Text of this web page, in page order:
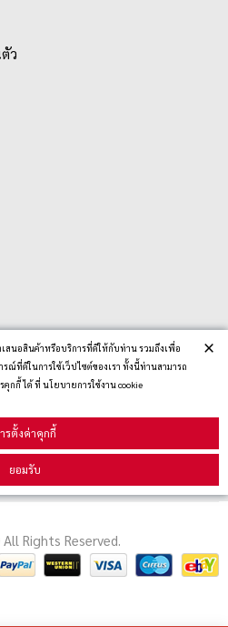
สนอสินค้าหรือบริการที่ดีให้กับท่าน รวมถึงเพื่อ
ที่ดีในการใช้เว็ปไซต์ของเรา ทั้งนี้ท่านสามารถ
กกี้ ได้ ที่ นโยบายการใช้งาน cookie
รตั้งค่าคุกกี้
ยอมรับ
×
ว
รับข่าวสาร
Rights Reserved.